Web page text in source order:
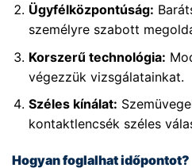
Ügyfélközpontúság:
személyre szabott
Korszerű technológia:
végezzük vizsgálatainkat.
Széles kínálat:
kontaktlencsék széles
Hogyan foglalhat időpontot?